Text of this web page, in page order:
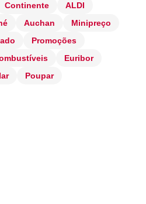
Continente
ALDI
Auchan
Minipreço
Promoções
Euribor
Poupar